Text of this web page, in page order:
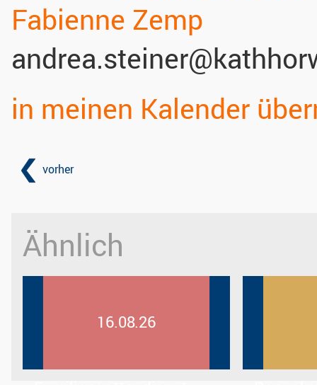
Fabienne Zemp
in meinen Kalender
vorher
Ähnlich
16.08.26